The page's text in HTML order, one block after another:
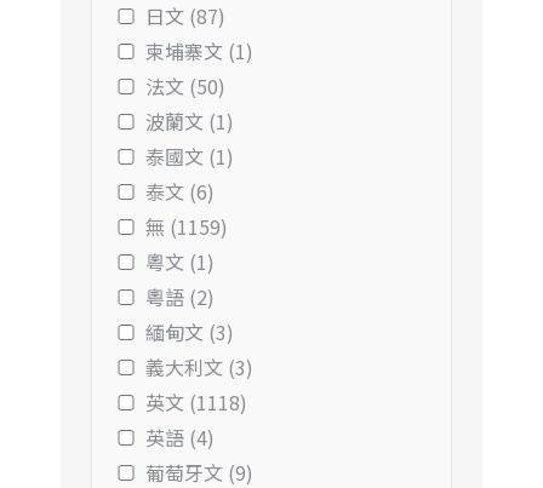
日文 (87)
柬埔寨文 (1)
法文 (50)
波蘭文 (1)
泰國文 (1)
泰文 (6)
無 (1159)
粵文 (1)
粵語 (2)
緬甸文 (3)
義大利文 (3)
英文 (1118)
英語 (4)
葡萄牙文 (9)